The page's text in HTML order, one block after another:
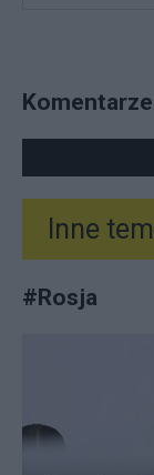
Komentarze
Inne
#Rosja